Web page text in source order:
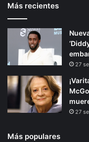
Más recientes
27
27
Más populares